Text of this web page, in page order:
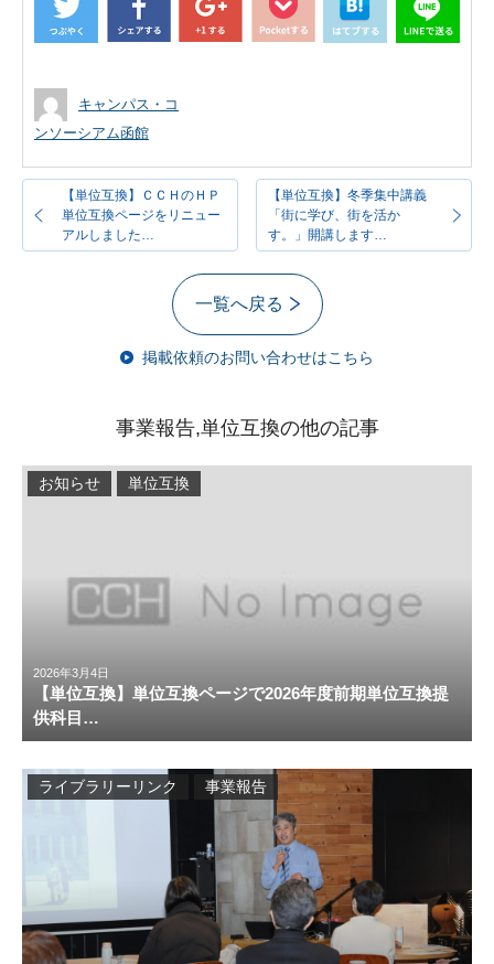
キャンパス・コ
ンソーシアム函館
【単位互換】ＣＣＨのＨＰ
単位互換ページをリニュー
アルしました…
【単位互換】冬季集中講義
「街に学び、街を活か
す。」開講します…
一覧へ戻る
掲載依頼のお問い合わせはこちら
事業報告,単位互換の他の記事
2026年3月4日
【単位互換】単位互換ページで2026年度前期単位互換提
供科目…
お知らせ 単位互換
ライブラリーリンク 事業報告